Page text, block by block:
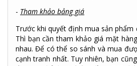
- Tham khảo bảng giá
Trước khi quyết định mua sản
Thì bạn cần tham khảo giá mặt
nhau. Để có thể so sánh và mua
cạnh tranh nhất. Tuy nhiên, bạn